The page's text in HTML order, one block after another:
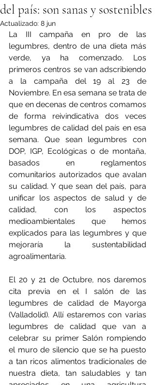
del país: son sanas y sostenibles
Actualizado: 8 jun
La III campaña en pro de las
legumbres, dentro de una dieta más
verde, ya ha comenzado. Los
primeros centros se van adscribiendo
a la campaña del 19 al 23 de
Noviembre. En esa semana se trata de
que en decenas de centros comamos
de forma reivindicativa dos veces
legumbres de calidad del país en esa
semana. Que sean legumbres con
DOP, IGP, Ecológicas o de montaña,
basados en reglamentos
comunitarios autorizados que avalan
su calidad. Y que sean del país, para
unificar los aspectos de salud y de
calidad, con los aspectos
medioambientales que hemos
explicados para las legumbres y que
mejoraría la sustentabilidad
agroalimentaria.
El 20 y 21 de Octubre, nos daremos
cita previa en el I salón de las
legumbres de calidad de Mayorga
(Valladolid). Allí estaremos con varias
legumbres de calidad que van a
celebrar su primer Salón rompiendo
el muro de silencio que se ha puesto
a tan ricos alimentos tradicionales de
nuestra dieta, tan saludables y tan